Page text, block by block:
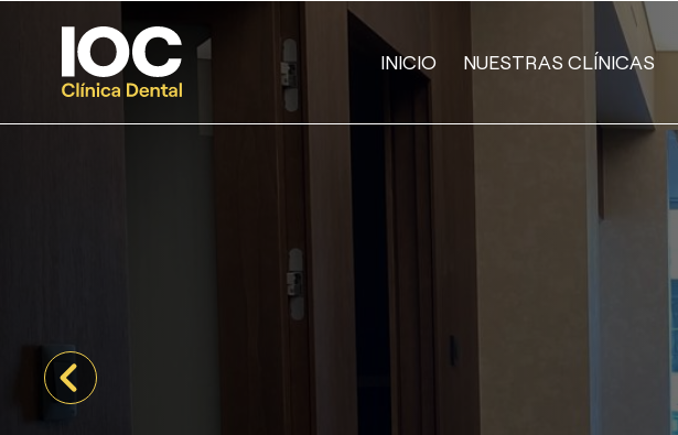
INICIO NUESTRAS CLÍNICAS